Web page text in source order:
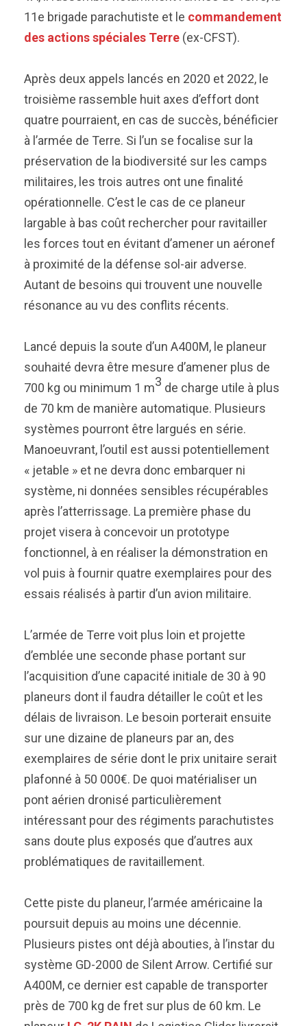
11e brigade parachutiste et le commandement
des actions spéciales Terre (ex-CFST).
Après deux appels lancés en 2020 et 2022, le
troisième rassemble huit axes d’effort dont
quatre pourraient, en cas de succès, bénéficier
à l’armée de Terre. Si l’un se focalise sur la
préservation de la biodiversité sur les camps
militaires, les trois autres ont une finalité
opérationnelle. C’est le cas de ce planeur
largable à bas coût rechercher pour ravitailler
les forces tout en évitant d’amener un aéronef
à proximité de la défense sol-air adverse.
Autant de besoins qui trouvent une nouvelle
résonance au vu des conflits récents.
Lancé depuis la soute d’un A400M, le planeur
souhaité devra être mesure d’amener plus de
700 kg ou minimum 1 m3 de charge utile à plus
de 70 km de manière automatique. Plusieurs
systèmes pourront être largués en série.
Manoeuvrant, l’outil est aussi potentiellement
« jetable » et ne devra donc embarquer ni
système, ni données sensibles récupérables
après l’atterrissage. La première phase du
projet visera à concevoir un prototype
fonctionnel, à en réaliser la démonstration en
vol puis à fournir quatre exemplaires pour des
essais réalisés à partir d’un avion militaire.
L’armée de Terre voit plus loin et projette
d’emblée une seconde phase portant sur
l’acquisition d’une capacité initiale de 30 à 90
planeurs dont il faudra détailler le coût et les
délais de livraison. Le besoin porterait ensuite
sur une dizaine de planeurs par an, des
exemplaires de série dont le prix unitaire serait
plafonné à 50 000€. De quoi matérialiser un
pont aérien dronisé particulièrement
intéressant pour des régiments parachutistes
sans doute plus exposés que d’autres aux
problématiques de ravitaillement.
Cette piste du planeur, l’armée américaine la
poursuit depuis au moins une décennie.
Plusieurs pistes ont déjà abouties, à l’instar du
système GD-2000 de Silent Arrow. Certifié sur
A400M, ce dernier est capable de transporter
près de 700 kg de fret sur plus de 60 km. Le